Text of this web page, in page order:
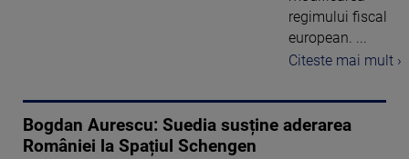
regimului fiscal
european. ...
Citeste mai mult ›
Bogdan Aurescu: Suedia susține aderarea
României la Spațiul Schengen